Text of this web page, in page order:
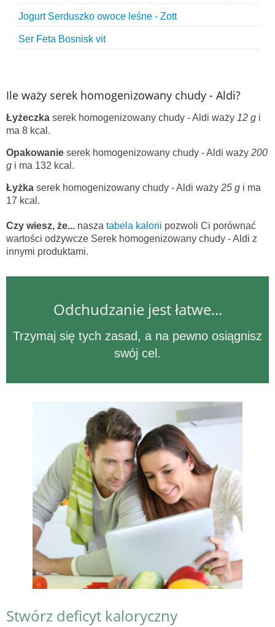
Jogurt Serduszko owoce leśne - Zott
Ser Feta Bosnisk vit
Ile waży serek homogenizowany chudy - Aldi?
Łyżeczka serek homogenizowany chudy - Aldi waży 12 g i
ma 8 kcal.
Opakowanie serek homogenizowany chudy - Aldi waży 200
g i ma 132 kcal.
Łyżka serek homogenizowany chudy - Aldi waży 25 g i ma
17 kcal.
Czy wiesz, że... nasza tabela kalorii pozwoli Ci porównać
wartości odżywcze Serek homogenizowany chudy - Aldi z
innymi produktami.
Odchudzanie jest łatwe...
Trzymaj się tych zasad, a na pewno osiągnisz
swój cel.
Stwórz deficyt kaloryczny